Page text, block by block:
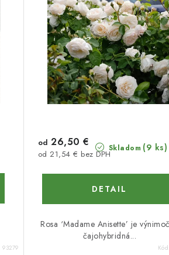
93279
Skladom (9 ks)
od 21,54 € bez DPH
od 26,50 €
DETAIL
Rosa ‘Madame Anisette’ je
čajohybridná...
Kód: